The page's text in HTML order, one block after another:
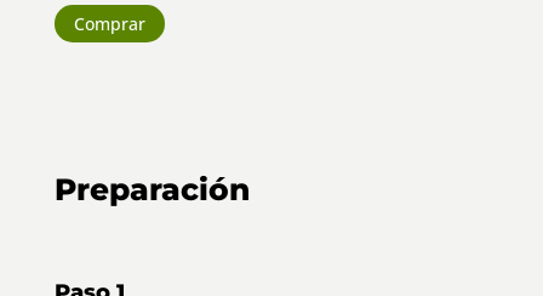
Comprar
Preparación